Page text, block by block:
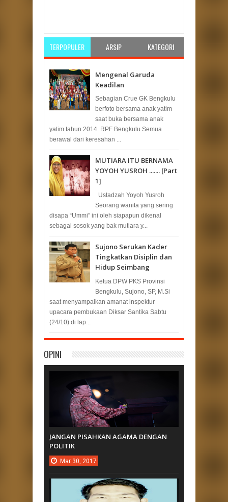
TERPOPULER ARSIP KATEGORI
Mengenal Garuda
Keadilan
Sebagian Crue GK Bengkulu
berfoto bersama anak yatim
saat buka bersama anak
yatim tahun 2014. RPF Bengkulu Semua
berawal dari keresahan ...
MUTIARA ITU BERNAMA
YOYOH YUSROH ....... [Part
1]
Ustadzah Yoyoh Yusroh
Seorang wanita yang sering
disapa “Ummi” ini oleh siapapun dikenal
sebagai sosok yang bak mutiara y...
Sujono Serukan Kader
Tingkatkan Disiplin dan
Hidup Seimbang
Ketua DPW PKS Provinsi
Bengkulu, Sujono, SP, M.Si
saat menyampaikan amanat inspektur
upacara pembukaan Diksar Santika Sabtu
(24/10) di lap...
OPINI
JANGAN PISAHKAN AGAMA DENGAN
POLITIK
Mar 30, 2017